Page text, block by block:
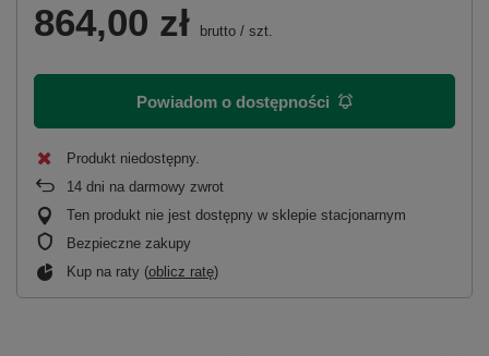
864,00 zł brutto / szt.
Powiadom o dostępności
Produkt niedostępny
14 dni na darmowy zwrot
Ten produkt nie jest dostępny w sklepie stacjonarnym
Bezpieczne zakupy
Kup na raty (oblicz ratę)